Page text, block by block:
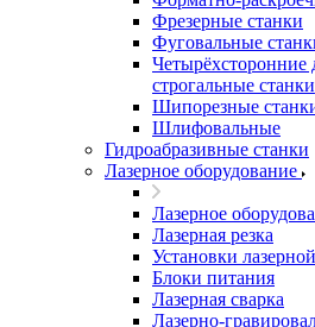
Фрезерные станки
Фуговальные
Четырёхсторонние
строгальные станки
Шипорезные
Шлифовальные
Гидроабразивные станки
Лазерное оборудование
Лазерное
Лазерная резка
Установки
Блоки питания
Лазерная сварка
Лазерно-